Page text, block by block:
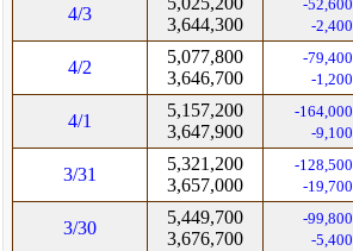
4/3
3,644,300
-52,600
-2,400
4/2
5,077,800
3,646,700
-79,400
-1,200
4/1
5,157,200
3,647,900
-164,000
-9,100
3/31
5,321,200
3,657,000
-128,500
-19,700
3/30
5,449,700
3,676,700
-99,800
-5,400